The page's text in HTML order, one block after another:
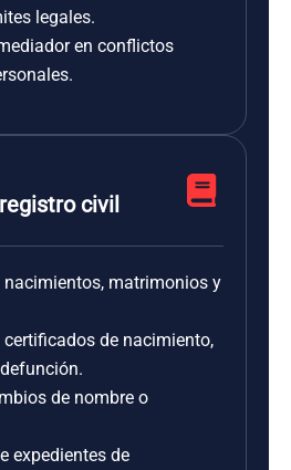
legales.
en conflictos
civil
nacimientos, matrimonios y
certificados de nacimiento,
de nombre o
expedientes de